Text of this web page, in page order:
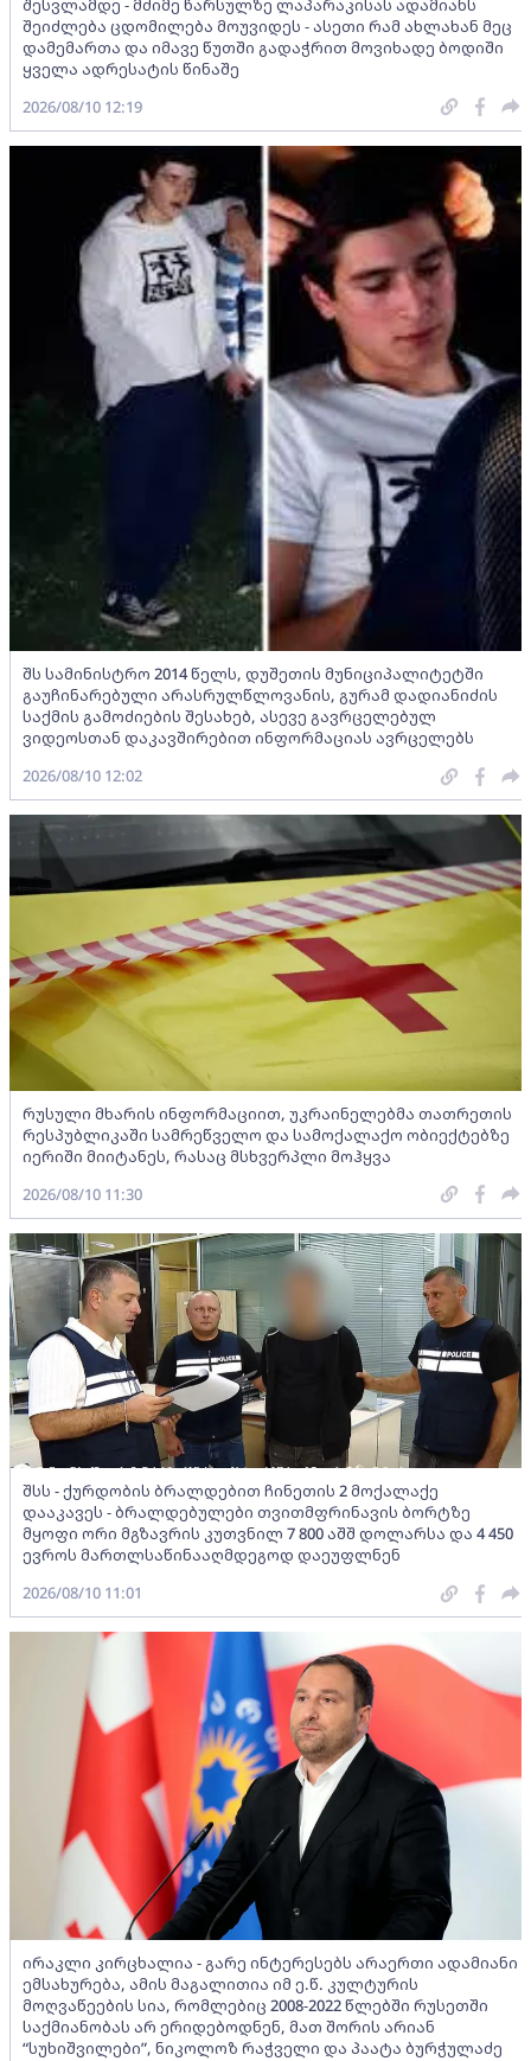
შესვლამდე - მძიმე წარსულზე ლაპარაკისას ადამიანს
შეიძლება ცდომილება მოუვიდეს - ასეთი რამ ახლახან მეც
დამემართა და იმავე წუთში გადაჭრით მოვიხადე ბოდიში
ყველა ადრესატის წინაშე
2026/08/10 12:19
შს სამინისტრო 2014 წელს, დუშეთის მუნიციპალიტეტში
გაუჩინარებული არასრულწლოვანის, გურამ დადიანიძის
საქმის გამოძიების შესახებ, ასევე გავრცელებულ
ვიდეოსთან დაკავშირებით ინფორმაციას ავრცელებს
2026/08/10 12:02
რუსული მხარის ინფორმაციით, უკრაინელებმა თათრეთის
რესპუბლიკაში სამრეწველო და სამოქალაქო ობიექტებზე
იერიში მიიტანეს, რასაც მსხვერპლი მოჰყვა
2026/08/10 11:30
შსს - ქურდობის ბრალდებით ჩინეთის 2 მოქალაქე
დააკავეს - ბრალდებულები თვითმფრინავის ბორტზე
მყოფი ორი მგზავრის კუთვნილ 7 800 აშშ დოლარსა და 4 450
ევროს მართლსაწინააღმდეგოდ დაეუფლნენ
2026/08/10 11:01
ირაკლი კირცხალია - გარე ინტერესებს არაერთი ადამიანი
ემსახურება, ამის მაგალითია იმ ე.წ. კულტურის
მოღვაწეების სია, რომლებიც 2008-2022 წლებში რუსეთში
საქმიანობას არ ერიდებოდნენ, მათ შორის არიან
“სუხიშვილები”, ნიკოლოზ რაჭველი და პაატა ბურჭულაძე